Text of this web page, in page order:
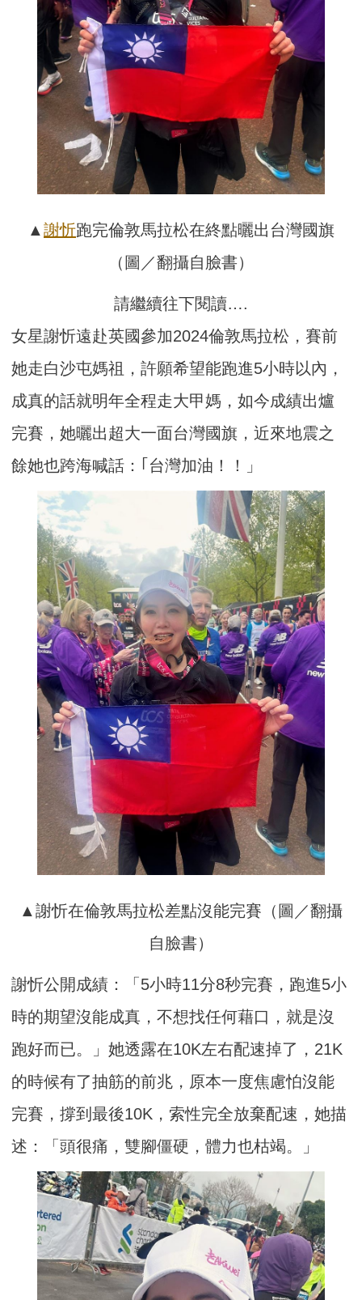
▲ 謝忻跑完倫敦馬拉松在終點曬出台灣國旗
（圖／翻攝自臉書）
請繼續往下閱讀….
女星謝忻遠赴英國參加2024倫敦馬拉松，賽前
她走白沙屯媽祖，許願希望能跑進5小時以內，
成真的話就明年全程走大甲媽，如今成績出爐
完賽，她曬出超大一面台灣國旗，近來地震之
餘她也跨海喊話：｢台灣加油！！」
▲謝忻在倫敦馬拉松差點沒能完賽（圖／翻攝
自臉書）
謝忻公開成績：「5小時11分8秒完賽，跑進5小
時的期望沒能成真，不想找任何藉口，就是沒
跑好而已。」她透露在10K左右配速掉了，21K
的時候有了抽筋的前兆，原本一度焦慮怕沒能
完賽，撐到最後10K，索性完全放棄配速，她描
述：「頭很痛，雙腳僵硬，體力也枯竭。」